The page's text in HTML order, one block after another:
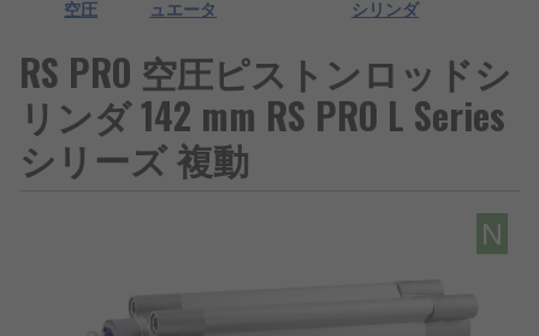
空圧
ュエータ
シリンダ
RS PRO 空圧ピストンロッドシ
リンダ 142 mm RS PRO L Series
シリーズ 複動
N